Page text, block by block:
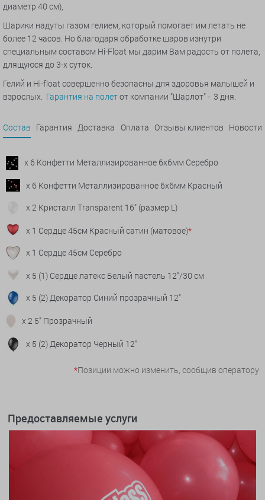
диаметр 40 см),
Шарики надуты газом гелием, который помогает им летать не
более 12 часов. Но благодаря обработке шаров изнутри
специальным составом Hi-Float мы дарим Вам радость от полета,
длящуюся до 3-х суток.
Гелий и Hi-float совершенно безопасны для здоровья малышей и
взрослых. Гарантия на полетот компании "Шарлот" - 3 дня.
Состав Гарантия Доставка Оплата Отзывы клиентов Новости
x 6 Конфетти Металлизированное 6х6мм Серебро
x 6 Конфетти Металлизированное 6х6мм Красный
x 2 Кристалл Transparent 16" (размер L)
x 1 Сердце 45см Красный сатин (матовое)*
x 1 Сердце 45см Серебро
x 5 (1) Сердце латекс Белый пастель 12"/30 см
x 5 (2) Декоратор Синий прозрачный 12"
x 2 5" Прозрачный
x 5 (2) Декоратор Черный 12"
*Позиции можно изменить, сообщив оператору
Предоставляемые услуги